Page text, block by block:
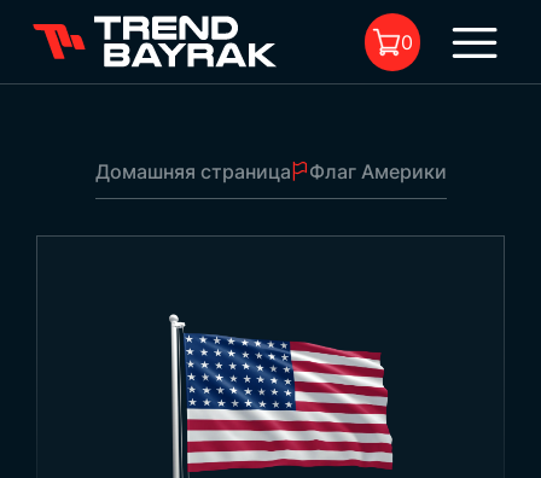
Флаг Америки
Тип ткани и печать:
0
Домашняя страница Флаг Америки